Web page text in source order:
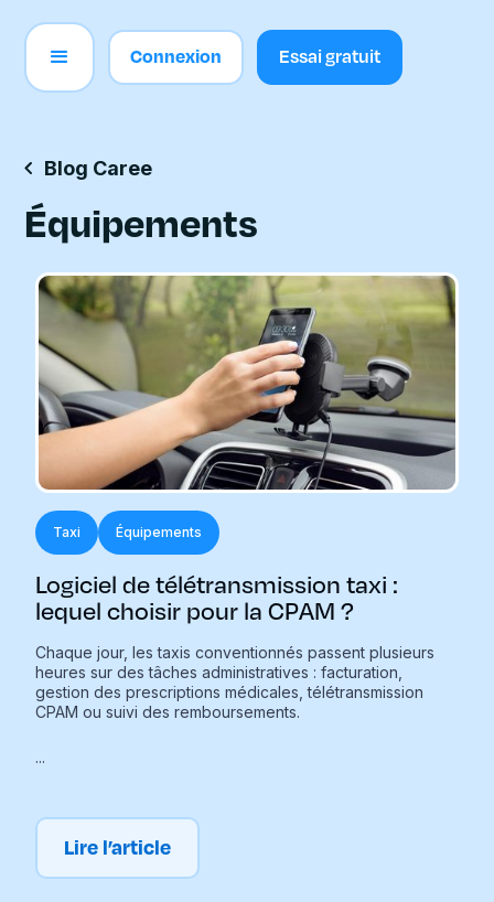
Connexion Essai gratuit
Blog Caree
Équipements
Taxi Équipements
Logiciel de télétransmission taxi :
lequel choisir pour la CPAM ?
Chaque jour, les taxis conventionnés passent plusieurs
heures sur des tâches administratives : facturation,
gestion des prescriptions médicales, télétransmission
CPAM ou suivi des remboursements.
...
Lire l’article